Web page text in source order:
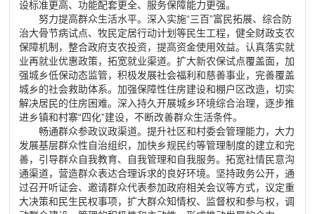
设标准更高、功能配套更全、服务保障能力更强。
努力提高群众生活水平。深入实施“三百”富民拓展、综合防
治大骨节病试点、牧民定居行动计划等民生工程，健全财政支农
保障机制，整合政府支农投资，提高资金使用效益。认真落实就
业再就业优惠政策，拓宽就业渠道。扩大新农保试点覆盖面，加
强城乡低保动态监管，积极发展社会福利和慈善事业，完善覆盖
城乡的社会救助体系。加强保障性住房建设和棚户区改造，切实
解决居民的住房困难。深入持久开展城乡环境综合治理，逐步推
进乡镇和村寨“四化”建设，不断改善群众生活条件。
畅通群众参政议政渠道。提升社区和村委会管理能力，大力
发展基层群众性自治组织，加快乡规民约等管理制度的建立和完
善，引导群众自我教育、自我管理和自我服务。拓宽社情民意沟
通渠道，营造群众表达合理诉求的良好环境。坚持政务公开，通
过召开听证会、邀请群众代表参加政府相关会议等方式，议定重
大决策和民生民权事项，扩大群众知情权、监督权和参与权，调